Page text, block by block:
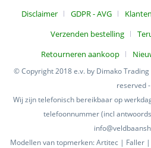
Disclaimer
GDPR - AVG
Verzenden bestelling
Retourneren aankoop
© Copyright 2018 e.v. by Dimako
reserved -
Wij zijn telefonisch bereikbaar op
telefoonnummer (incl
Modellen van topmerken: Artitec | Faller